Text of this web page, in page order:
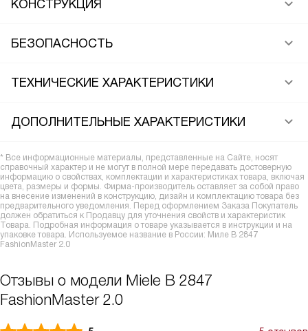
КОНСТРУКЦИЯ
БЕЗОПАСНОСТЬ
ТЕХНИЧЕСКИЕ ХАРАКТЕРИСТИКИ
ДОПОЛНИТЕЛЬНЫЕ ХАРАКТЕРИСТИКИ
* Все информационные материалы, представленные на Сайте, носят
справочный характер и не могут в полной мере передавать достоверную
информацию о свойствах, комплектации и характеристиках товара, включая
цвета, размеры и формы. Фирма-производитель оставляет за собой право
на внесение изменений в конструкцию, дизайн и комплектацию товара без
предварительного уведомления. Перед оформлением Заказа Покупатель
должен обратиться к Продавцу для уточнения свойств и характеристик
Товара. Подробная информация о товаре указывается в инструкции и на
упаковке товара. Используемое название в России: Миле B 2847
FashionMaster 2.0
Отзывы о модели Miele B 2847
FashionMaster 2.0